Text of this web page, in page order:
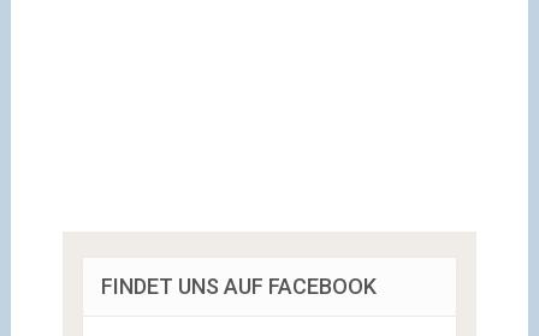
FINDET UNS AUF FACEBOOK